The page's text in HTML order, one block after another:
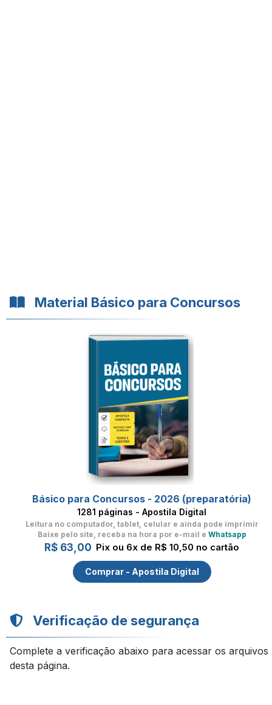
Material Básico para Concursos
Básico para Concursos - 2026 (preparatória)
1281 páginas - Apostila Digital
Leitura no computador, tablet, celular e ainda pode imprimir
Baixe pelo site, receba na hora por e-mail e Whatsapp
R$ 63,00 Pix ou 6x de R$ 10,50 no cartão
Comprar - Apostila Digital
Verificação de segurança
Complete a verificação abaixo para acessar os arquivos
desta página.